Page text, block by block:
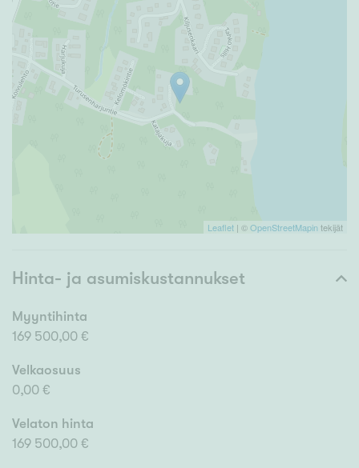
Leaflet | ©OpenStreetMapintekijät
Hinta- ja asumiskustannukset
Myyntihinta
169 500,00 €
Velkaosuus
0,00 €
Velaton hinta
169 500,00 €